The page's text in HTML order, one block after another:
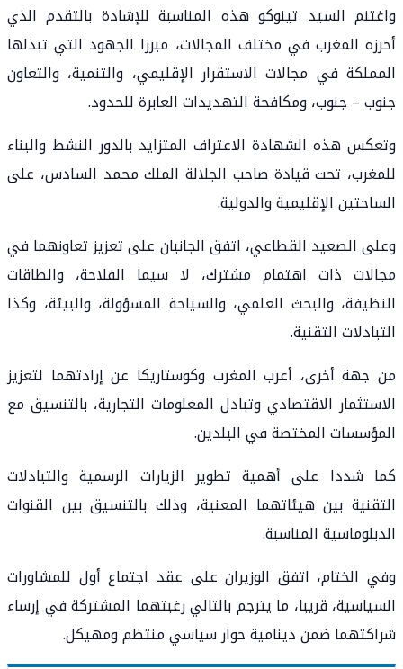
واغتنم السيد تينوكو هذه المناسبة للإشادة بالتقدم الذي
أحرزه المغرب في مختلف المجالات، مبرزا الجهود التي تبذلها
المملكة في مجالات الاستقرار الإقليمي، والتنمية، والتعاون
جنوب – جنوب، ومكافحة التهديدات العابرة للحدود.
وتعكس هذه الشهادة الاعتراف المتزايد بالدور النشط والبناء
للمغرب، تحت قيادة صاحب الجلالة الملك محمد السادس، على
الساحتين الإقليمية والدولية.
وعلى الصعيد القطاعي، اتفق الجانبان على تعزيز تعاونهما في
مجالات ذات اهتمام مشترك، لا سيما الفلاحة، والطاقات
النظيفة، والبحث العلمي، والسياحة المسؤولة، والبيئة، وكذا
التبادلات التقنية.
من جهة أخرى، أعرب المغرب وكوستاريكا عن إرادتهما لتعزيز
الاستثمار الاقتصادي وتبادل المعلومات التجارية، بالتنسيق مع
المؤسسات المختصة في البلدين.
كما شددا على أهمية تطوير الزيارات الرسمية والتبادلات
التقنية بين هيئاتهما المعنية، وذلك بالتنسيق بين القنوات
الدبلوماسية المناسبة.
وفي الختام، اتفق الوزيران على عقد اجتماع أول للمشاورات
السياسية، قريبا، ما يترجم بالتالي رغبتهما المشتركة في إرساء
شراكتهما ضمن دينامية حوار سياسي منتظم ومهيكل.